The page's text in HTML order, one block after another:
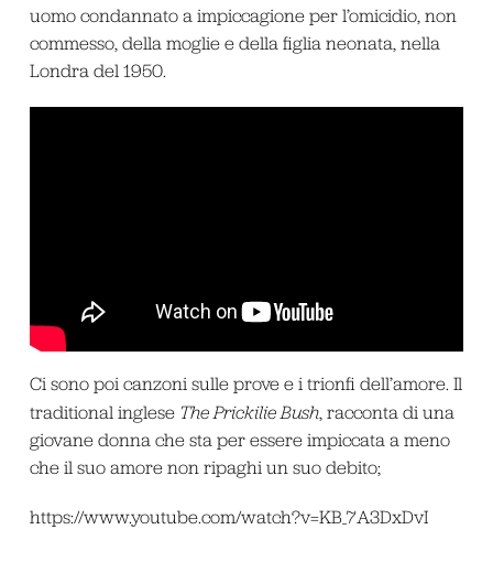
uomo condannato a impiccagione per l’omicidio, non
commesso, della moglie e della figlia neonata, nella
Londra del 1950.
Ci sono poi canzoni sulle prove e i trionfi dell’amore. Il
traditional inglese The Prickilie Bush, racconta di una
giovane donna che sta per essere impiccata a meno
che il suo amore non ripaghi un suo debito;
https://www.youtube.com/watch?v=KB_7A3DxDvI